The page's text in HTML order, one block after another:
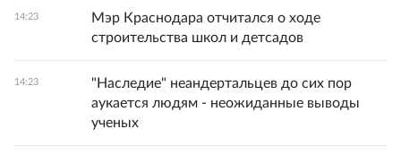
14:23
Мэр Краснодара отчитался о ходе
строительства школ и детсадов
14:23
"Наследие" неандертальцев до сих пор
аукается людям - неожиданные выводы
ученых